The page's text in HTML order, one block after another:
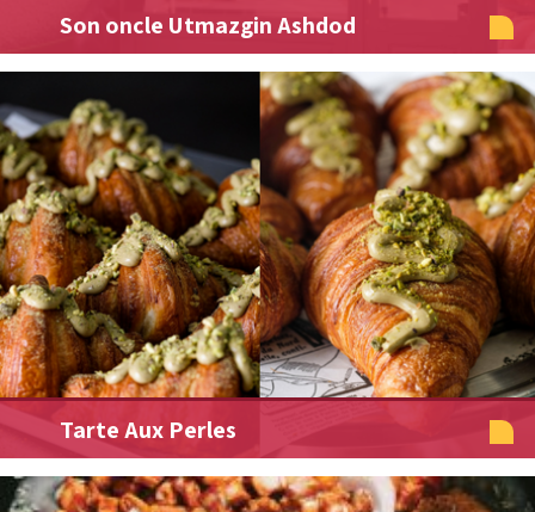
Son oncle Utmazgin Ashdod
Tarte Aux Perles